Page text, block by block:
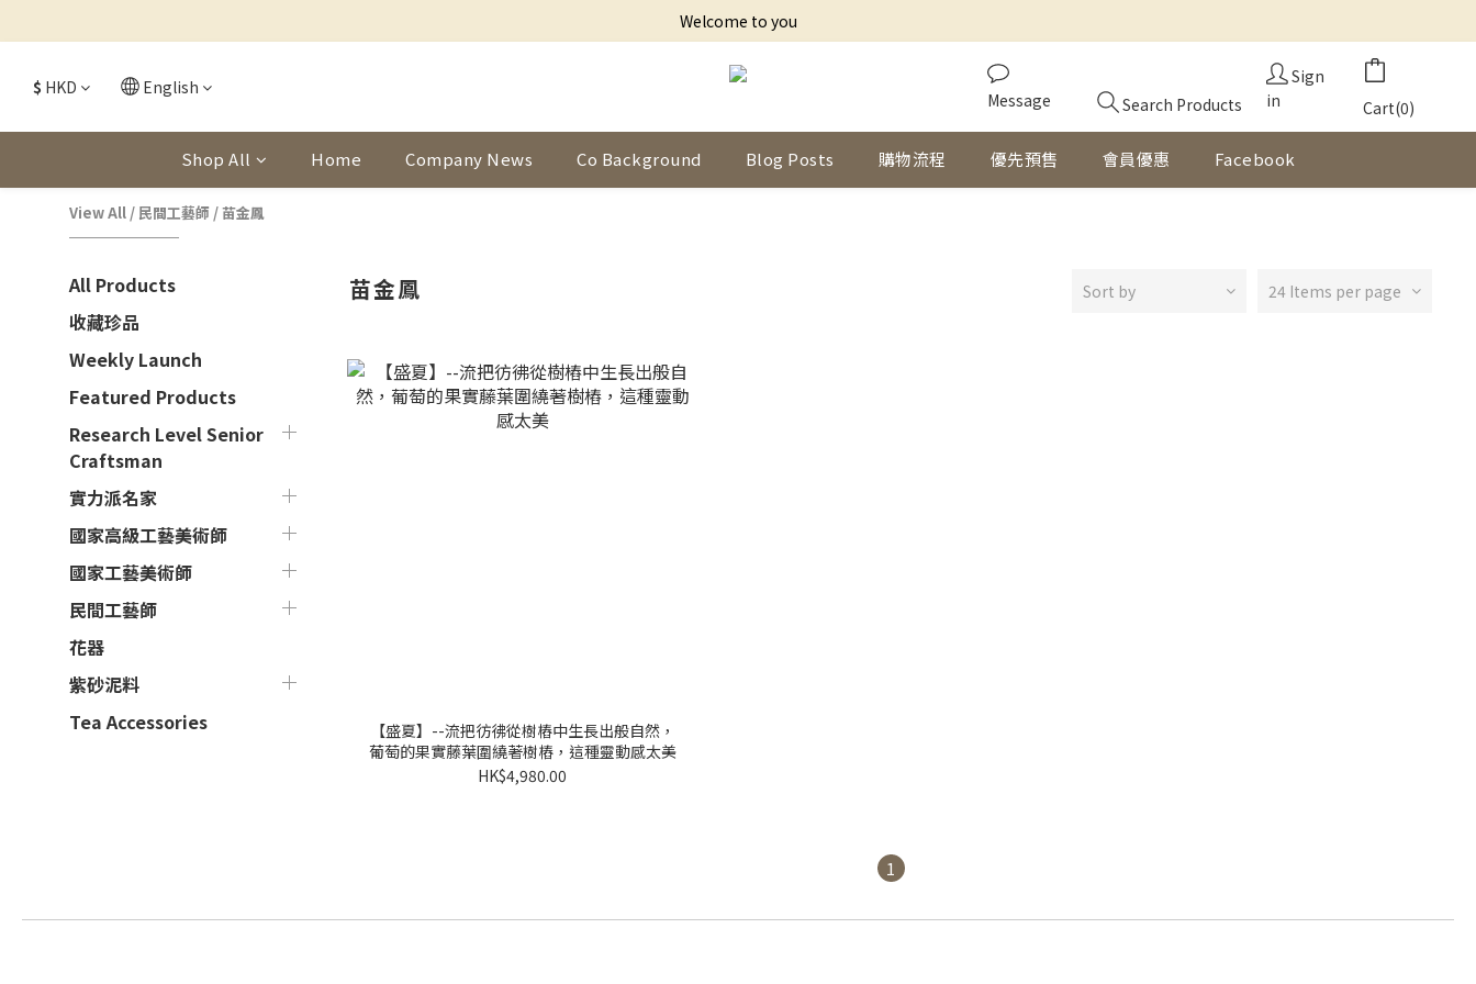
Welcome to you
$ HKD English
Message Search Products
Sign
in
Cart(0)
Shop All Home Company News Co Background Blog Posts 購物流程 優先預售 會員優惠 Facebook
View All / 民間工藝師 /苗金鳳
All Products
收藏珍品
Weekly Launch
Featured Products
Research Level Senior
Craftsman
實力派名家
國家高級工藝美術師
國家工藝美術師
民間工藝師
花器
紫砂泥料
Tea Accessories
苗金鳳 Sort by 24 Items per page
【盛夏】--流把彷彿從樹樁中生長出般自然，
葡萄的果實藤葉圍繞著樹樁，這種靈動感太美
HK$4,980.00
1